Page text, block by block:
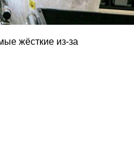
жёсткие из-за